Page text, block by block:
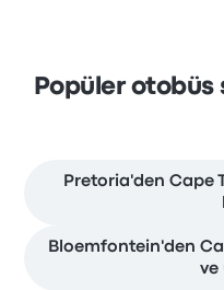
Popüler otobüs
Pretoria'den Cape
Bloemfontein'den
ve